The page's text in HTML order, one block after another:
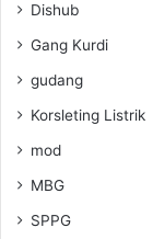
Dishub
Gang Kurdi
gudang
Korsleting Listrik
mod
MBG
SPPG